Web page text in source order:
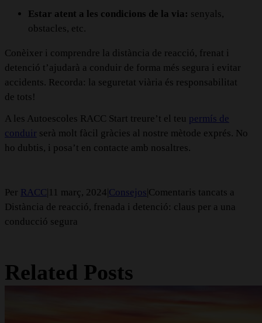
Estar atent a les condicions de la via: senyals,
obstacles, etc.
Conèixer i comprendre la distància de reacció, frenat i
detenció t’ajudarà a conduir de forma més segura i evitar
accidents. Recorda: la seguretat viària és responsabilitat
de tots!
A les Autoescoles RACC Start treure’t el teu permís de
conduir serà molt fàcil gràcies al nostre mètode exprés. No
ho dubtis, i posa’t en contacte amb nosaltres.
Per RACC 11 març, 2024 Consejos Comentaris tancats a
Distància de reacció, frenada i detenció: claus per a una
conducció segura
Related Posts